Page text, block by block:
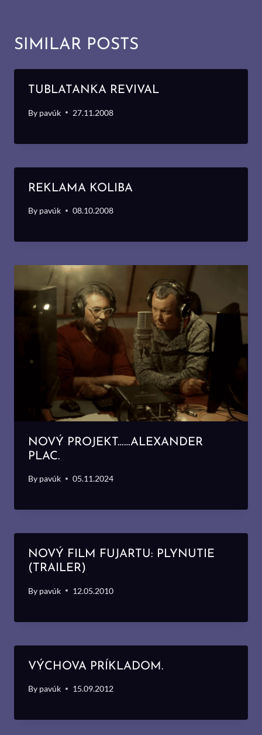
SIMILAR POSTS
TUBLATANKA REVIVAL
By pavúk 27.11.2008
REKLAMA KOLIBA
By pavúk 08.10.2008
NOVÝ PROJEKT……ALEXANDER
PLAC.
By pavúk 05.11.2024
NOVÝ FILM FUJARTU: PLYNUTIE
(TRAILER)
By pavúk 12.05.2010
VÝCHOVA PRÍKLADOM.
By pavúk 15.09.2012